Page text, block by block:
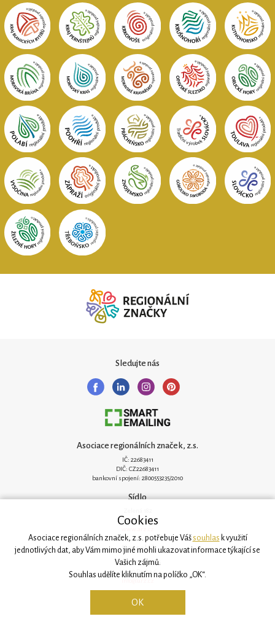
Sledujte nás
Asociace regionálních značek, z.s.
IČ: 22683411
DIČ: CZ22683411
bankovní spojení: 2800553235/2010
Sídlo
251 62 Mukařov
Kancelář
Svatovítská 906/6
160 00 Praha 6
Cookies
Asociace regionálních značek, z.s. potřebuje Vášsouhlas k využití
jednotlivých dat, aby Vám mimo jiné mohli ukazovat informace týkající se
Vašich zájmů.
Souhlas udělíte kliknutím na políčko „OK“.
OK